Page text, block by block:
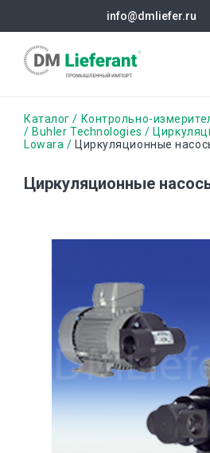
основному
info@dmliefer.ru
Строка
навигации
Каталог
Контрольно-
Buhler Technologies
Lowara
Циркуляционные
Циркуляционные